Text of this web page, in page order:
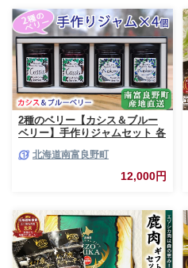
2種のベリー【カシス＆ブルー
ベリー】手作りジャムセット 各
ベリー カシス ブルーベリー ソ
ース 果実 てんさい糖 無農薬 甘
北海道南富良野町
12,000円